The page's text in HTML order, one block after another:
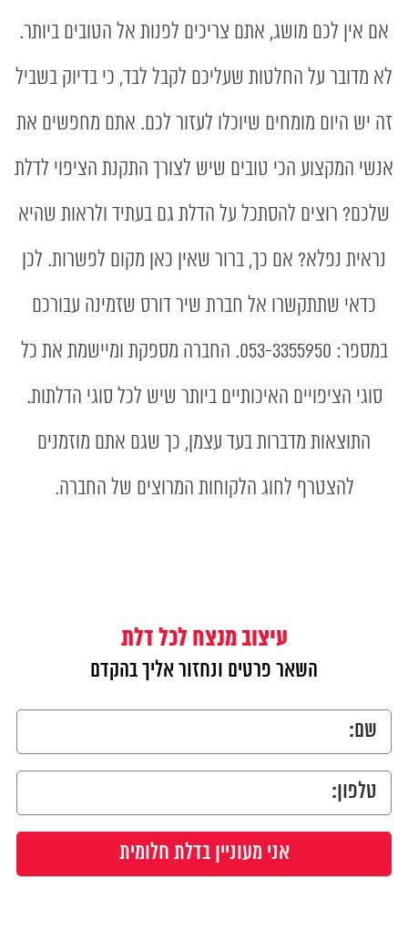
אם אין לכם מושג, אתם צריכים לפנות אל הטובים ביותר.
לא מדובר על החלטות שעליכם לקבל לבד, כי בדיוק בשביל
זה יש היום מומחים שיוכלו לעזור לכם. אתם מחפשים את
אנשי המקצוע הכי טובים שיש לצורך התקנת הציפוי לדלת
שלכם? רוצים להסתכל על הדלת גם בעתיד ולראות שהיא
נראית נפלא? אם כך, ברור שאין כאן מקום לפשרות. לכן
כדאי שתתקשרו אל חברת שיר דורס שזמינה עבורכם
במספר: 053-3355950. החברה מספקת ומיישמת את כל
סוגי הציפויים האיכותיים ביותר שיש לכל סוגי הדלתות.
התוצאות מדברות בעד עצמן, כך שגם אתם מוזמנים
להצטרף לחוג הלקוחות המרוצים של החברה.
עיצוב מנצח לכל דלת
השאר פרטים ונחזור אליך בהקדם